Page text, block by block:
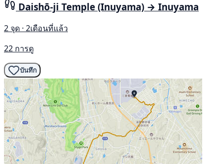
Daishō-ji Temple (Inuyama) → Inuyama
2 จุด · 2เดือนที่แล้ว
22 การดู
บันทึก